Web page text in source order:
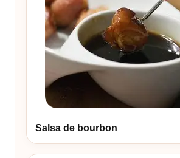
Salsa de bourbon